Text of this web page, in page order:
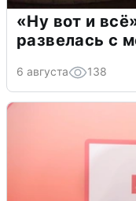
«Ну вот и
развелась с
6 августа 138